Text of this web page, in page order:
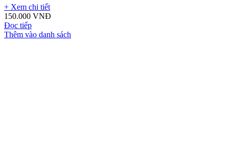
+ Xem chi tiết
150.000 VNĐ
Đọc tiếp
Thêm vào danh sách